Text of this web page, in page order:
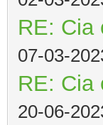
RE: Cia
07-03-
RE: Cia
20-06-